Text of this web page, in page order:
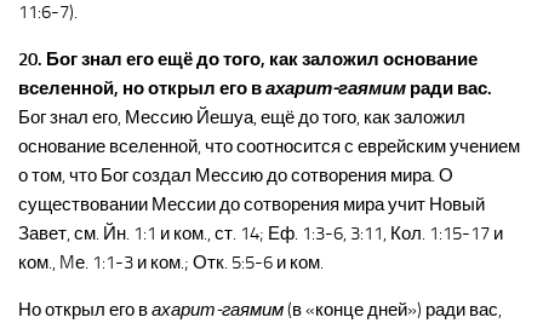
11:6-7).
20. Бог знал его ещё до того, как заложил основание
вселенной, но открыл его вахарит-гаямим ради вас.
Бог знал его, Мессию Йешуа, ещё до того, как заложил
основание вселенной, что соотносится с еврейским учением
о том, что Бог создал Мессию до сотворения мира. О
существовании Мессии до сотворения мира учит Новый
Завет, см. Йн. 1:1 и ком., ст. 14; Еф. 1:3-6, 3:11, Кол. 1:15-17 и
ком., Mе. 1:1-3 и ком.; Отк. 5:5-6 и ком.
Но открыл его вахарит-гаямим(в «конце дней») ради вас,